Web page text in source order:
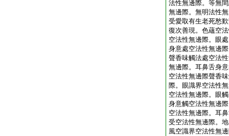
法性無邊際。等無
無邊際。無明法性
受愛取有生老死愁
復次善現。色蘊空
空法性無邊際。眼
身意處空法性無邊
聲香味觸法處空法
無邊際。耳鼻舌身
空法性無邊際聲香
際。眼識界空法性
空法性無邊際。眼
身意觸空法性無邊
空法性無邊際。耳
受空法性無邊際。
風空識界空法性無